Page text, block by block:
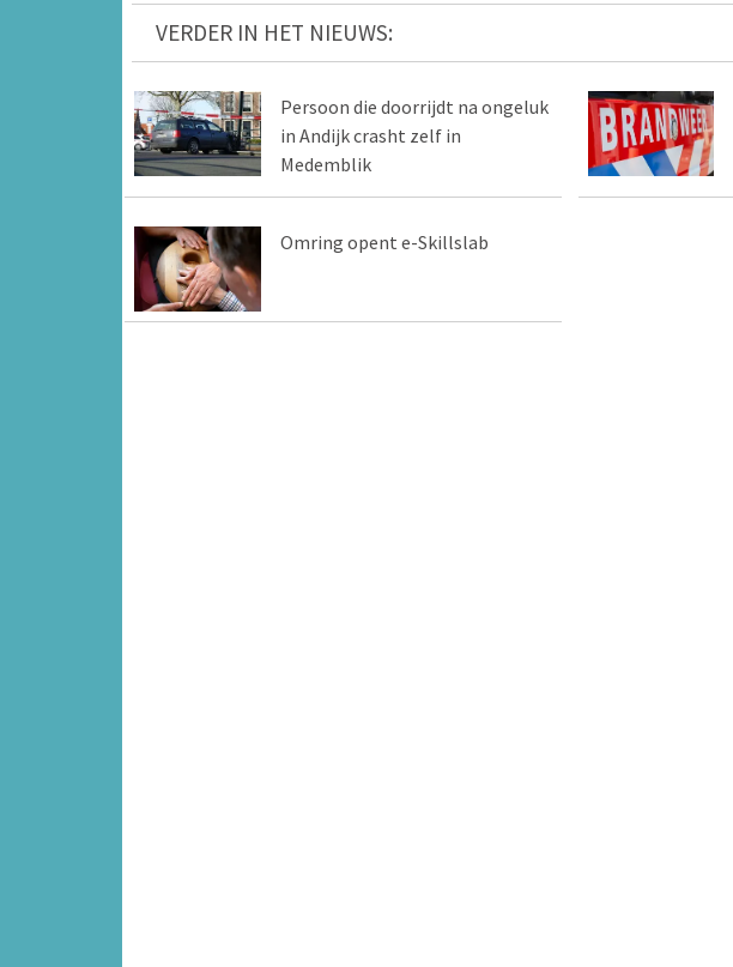
VERDER IN HET NIEUWS:
Persoon die doorrijdt na ongeluk
in Andijk crasht zelf in
Medemblik
Omring opent e-Skillslab